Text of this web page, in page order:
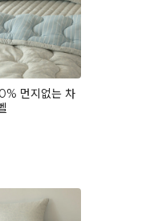
먼지없는 차